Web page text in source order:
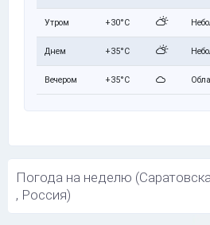
Утром +30°C
Днем +35°C
Вечером +35°C
Погода на неделю
, Россия)